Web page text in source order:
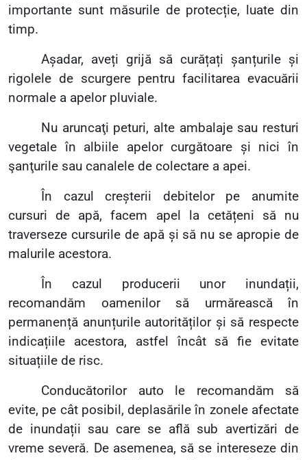
importante sunt măsurile de protecție, luate din
timp.
Așadar, aveți grijă să curățați șanțurile și
rigolele de scurgere pentru facilitarea evacuării
normale a apelor pluviale.
Nu aruncaţi peturi, alte ambalaje sau resturi
vegetale în albiile apelor curgătoare și nici în
şanţurile sau canalele de colectare a apei.
În cazul creșterii debitelor pe anumite
cursuri de apă, facem apel la cetățeni să nu
traverseze cursurile de apă și să nu se apropie de
malurile acestora.
În cazul producerii unor inundații,
recomandăm oamenilor să urmărească în
permanență anunțurile autorităților și să respecte
indicațiile acestora, astfel încât să fie evitate
situațiile de risc.
Conducătorilor auto le recomandăm să
evite, pe cât posibil, deplasările în zonele afectate
de inundații sau care se află sub avertizări de
vreme severă. De asemenea, să se intereseze din